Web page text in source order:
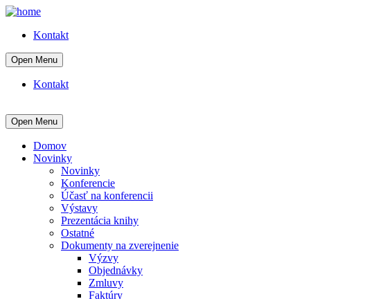
Kontakt
Open Menu
Kontakt
Open Menu
Domov
Novinky
Novinky
Konferencie
Účasť na konferencii
Výstavy
Prezentácia knihy
Ostatné
Dokumenty na zverejnenie
Výzvy
Objednávky
Zmluvy
Faktúry